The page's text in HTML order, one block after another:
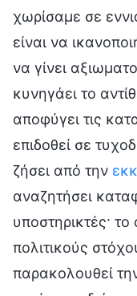
χωρίσαμε σε
είναι να
να γίνει
κυνηγάει το
αποφύγει τις
επιδοθεί σε
ζήσει από την
αναζητήσει
υποστηρικτές· το
πολιτικούς
παρακολουθεί